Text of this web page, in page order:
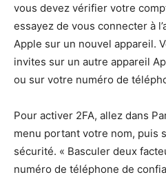
vous devez vérifier votre
essayez de vous connecter à
Apple sur un nouvel appareil.
invites sur un autre appareil
ou sur votre numéro de
Pour activer 2FA, allez dans
menu portant votre nom, puis
sécurité. « Basculer deux
numéro de téléphone de